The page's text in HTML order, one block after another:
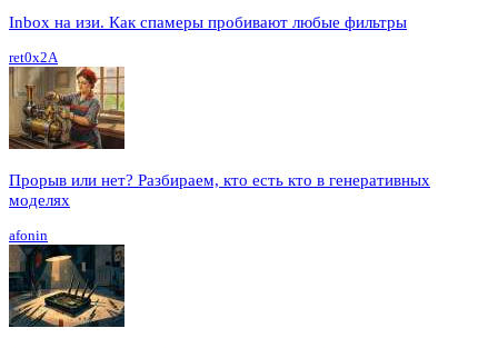
Inbox на изи. Как спамеры пробивают любые фильтры
ret0x2A
Прорыв или нет? Разбираем, кто есть кто в генеративных
моделях
afonin